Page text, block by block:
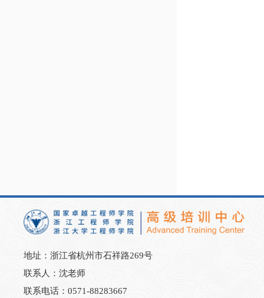
地址：浙江省杭州市石祥路269号
联系人：沈老师
联系电话：0571-88283667